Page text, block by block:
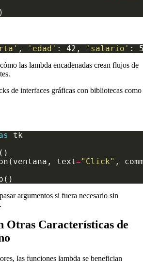
, 'edad' : 42, 'salario' :
las lambda encadenadas crean flujos de
de interfaces gráficas con bibliotecas como
text="Click" ,
argumentos si fuera necesario sin
Otras Características de
las funciones lambda se benefician